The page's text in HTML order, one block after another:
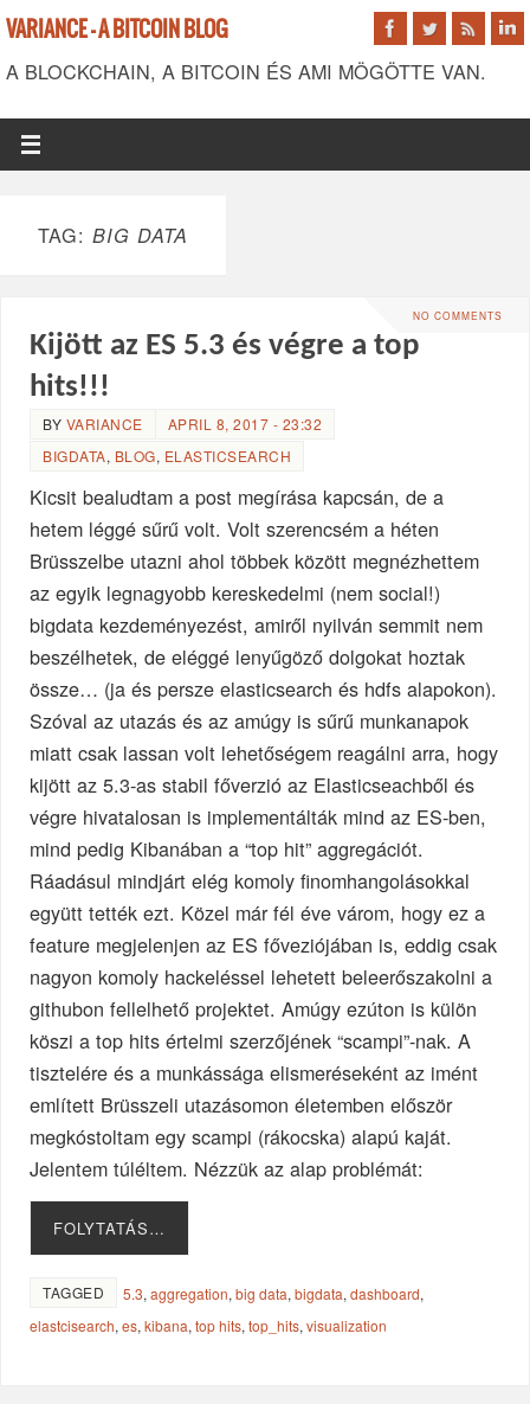
VARIANCE - A BITCOIN BLOG
A BLOCKCHAIN, A BITCOIN ÉS AMI MÖGÖTTE VAN.
TAG: BIG DATA
NO COMMENTS
Kijött az ES 5.3 és végre a top
hits!!!
BY VARIANCE
APRIL 8, 2017 - 23:32
BIGDATA, BLOG, ELASTICSEARCH
Kicsit bealudtam a post megírása kapcsán, de a
hetem léggé sűrű volt. Volt szerencsém a héten
Brüsszelbe utazni ahol többek között megnézhettem
az egyik legnagyobb kereskedelmi (nem social!)
bigdata kezdeményezést, amiről nyilván semmit nem
beszélhetek, de eléggé lenyűgöző dolgokat hoztak
össze… (ja és persze elasticsearch és hdfs alapokon).
Szóval az utazás és az amúgy is sűrű munkanapok
miatt csak lassan volt lehetőségem reagálni arra, hogy
kijött az 5.3-as stabil főverzió az Elasticseachből és
végre hivatalosan is implementálták mind az ES-ben,
mind pedig Kibanában a “top hit” aggregációt.
Ráadásul mindjárt elég komoly finomhangolásokkal
együtt tették ezt. Közel már fél éve várom, hogy ez a
feature megjelenjen az ES főveziójában is, eddig csak
nagyon komoly hackeléssel lehetett beleerőszakolni a
githubon fellelhető projektet. Amúgy ezúton is külön
köszi a top hits értelmi szerzőjének “scampi”-nak. A
tisztelére és a munkássága elismeréseként az imént
említett Brüsszeli utazásomon életemben először
megkóstoltam egy scampi (rákocska) alapú kaját.
Jelentem túléltem. Nézzük az alap problémát:
FOLYTATÁS…
TAGGED 5.3,aggregation,big data,bigdata,dashboard,
elastcisearch,es,kibana,top hits,top_hits,visualization